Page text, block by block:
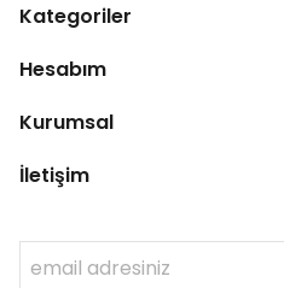
Kategoriler
Hesabım
Kurumsal
İletişim